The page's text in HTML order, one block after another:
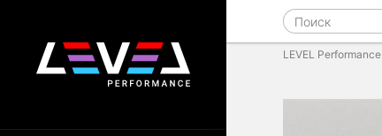
LEVEL Performance